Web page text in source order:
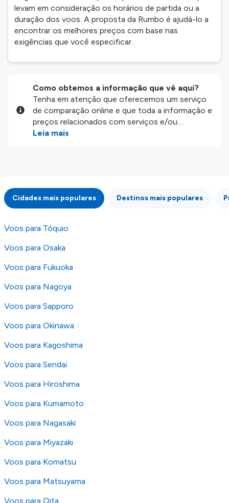
levam em consideração os horários de partida ou a
duração dos voos. A proposta da Rumbo é ajudá-lo a
encontrar os melhores preços com base nas
exigências que você especificar.
Como obtemos a informação que vê aqui?
Tenha em atenção que oferecemos um serviço
de comparação online e que toda a informação e
preços relacionados com serviços e/ou
produtos disponíveis no nosso website são
integridade ou pela precisão da informação
publicada, por isso verifique com atenção todas
as condições no website do parceiro antes de
fazer uma reserva. Para mais detalhes verifique
os nossos
Leia mais
Cidades mais populares Destinos mais populares
Voos para Tóquio
Voos para Osaka
Voos para Fukuoka
Voos para Nagoya
Voos para Sapporo
Voos para Okinawa
Voos para Kagoshima
Voos para Sendai
Voos para Hiroshima
Voos para Kumamoto
Voos para Nagasaki
Voos para Miyazaki
Voos para Komatsu
Voos para Matsuyama
Voos para Oita